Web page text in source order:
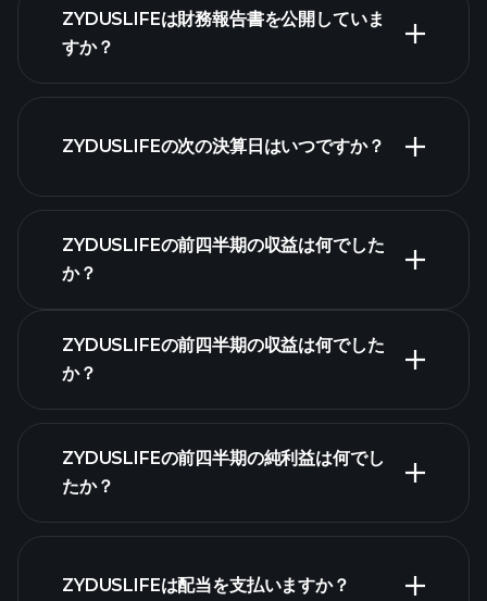
株式リ
スト
ZYDUSLIFEは財務報告書を公開していま
すか？
ZYDUSLIFEの次の決算日はいつですか？
決算カレンダー
ZYDUSLIFEの前四半期の収益は何でした
か？
ZYDUSLIFEの前四半期の収益は何でした
か？
ZYDUSLIFEの前四半期の純利益は何でし
たか？
ZYDUSLIFEは配当を支払いますか？